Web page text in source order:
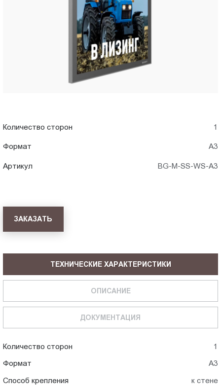
Новороссийске
Количество сторон 1
Формат А3
Артикул BG-M-SS-WS-A3
ЗАКАЗАТЬ
ТЕХНИЧЕСКИЕ ХАРАКТЕРИСТИКИ
ОПИСАНИЕ
ДОКУМЕНТАЦИЯ
Количество сторон 1
Формат А3
Способ крепления к стене